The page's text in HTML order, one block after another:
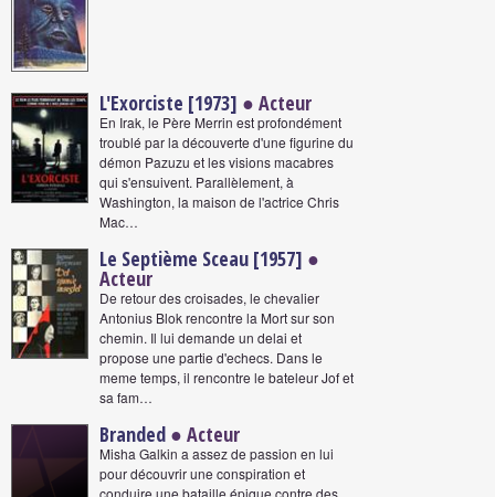
L'Exorciste [1973] ● Acteur
En Irak, le Père Merrin est profondément
troublé par la découverte d'une figurine du
démon Pazuzu et les visions macabres
qui s'ensuivent. Parallèlement, à
Washington, la maison de l'actrice Chris
Mac…
Le Septième Sceau [1957] ●
Acteur
De retour des croisades, le chevalier
Antonius Blok rencontre la Mort sur son
chemin. Il lui demande un delai et
propose une partie d'echecs. Dans le
meme temps, il rencontre le bateleur Jof et
sa fam…
Branded ● Acteur
Misha Galkin a assez de passion en lui
pour découvrir une conspiration et
conduire une bataille épique contre des